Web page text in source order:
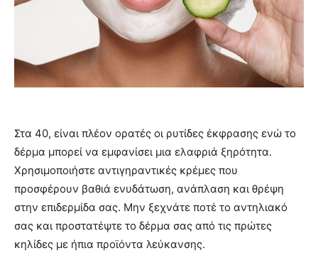
Στα 40, είναι πλέον ορατές οι ρυτίδες έκφρασης ενώ το
δέρμα μπορεί να εμφανίσει μια ελαφριά ξηρότητα.
Χρησιμοποιήστε αντιγηραντικές κρέμες που
προσφέρουν βαθιά ενυδάτωση, ανάπλαση και θρέψη
στην επιδερμίδα σας. Μην ξεχνάτε ποτέ το αντηλιακό
σας και προστατέψτε το δέρμα σας από τις πρώτες
κηλίδες με ήπια προϊόντα λεύκανσης.